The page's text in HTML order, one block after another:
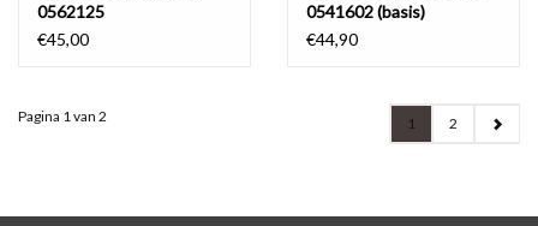
0562125
€45,00
0541602 (basis)
€44,90
Pagina 1 van 2 1 2